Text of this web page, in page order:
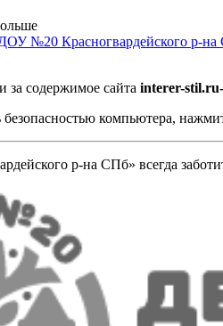
№20 Красногвардейского р-
за содержимое сайта interer-
компьютера,
р-на СПб» всегда